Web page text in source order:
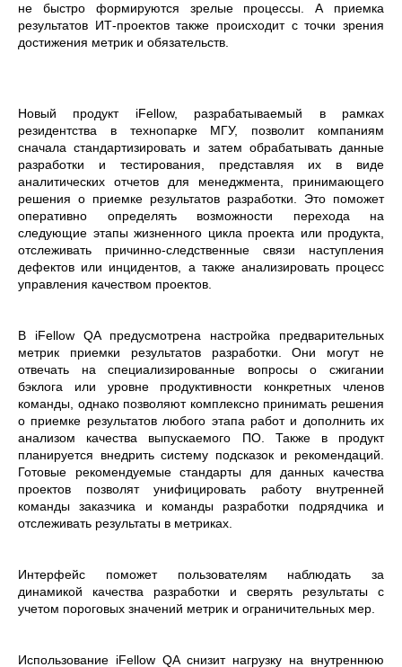
не быстро формируются зрелые процессы. А приемка
результатов ИТ-проектов также происходит с точки зрения
достижения метрик и обязательств.
Новый продукт iFellow, разрабатываемый в рамках
резидентства в технопарке МГУ, позволит компаниям
сначала стандартизировать и затем обрабатывать данные
разработки и тестирования, представляя их в виде
аналитических отчетов для менеджмента, принимающего
решения о приемке результатов разработки. Это поможет
оперативно определять возможности перехода на
следующие этапы жизненного цикла проекта или продукта,
отслеживать причинно-следственные связи наступления
дефектов или инцидентов, а также анализировать процесс
управления качеством проектов.
В iFellow QA предусмотрена настройка предварительных
метрик приемки результатов разработки. Они могут не
отвечать на специализированные вопросы о сжигании
бэклога или уровне продуктивности конкретных членов
команды, однако позволяют комплексно принимать решения
о приемке результатов любого этапа работ и дополнить их
анализом качества выпускаемого ПО. Также в продукт
планируется внедрить систему подсказок и рекомендаций.
Готовые рекомендуемые стандарты для данных качества
проектов позволят унифицировать работу внутренней
команды заказчика и команды разработки подрядчика и
отслеживать результаты в метриках.
Интерфейс поможет пользователям наблюдать за
динамикой качества разработки и сверять результаты с
учетом пороговых значений метрик и ограничительных мер.
Использование iFellow QA снизит нагрузку на внутреннюю